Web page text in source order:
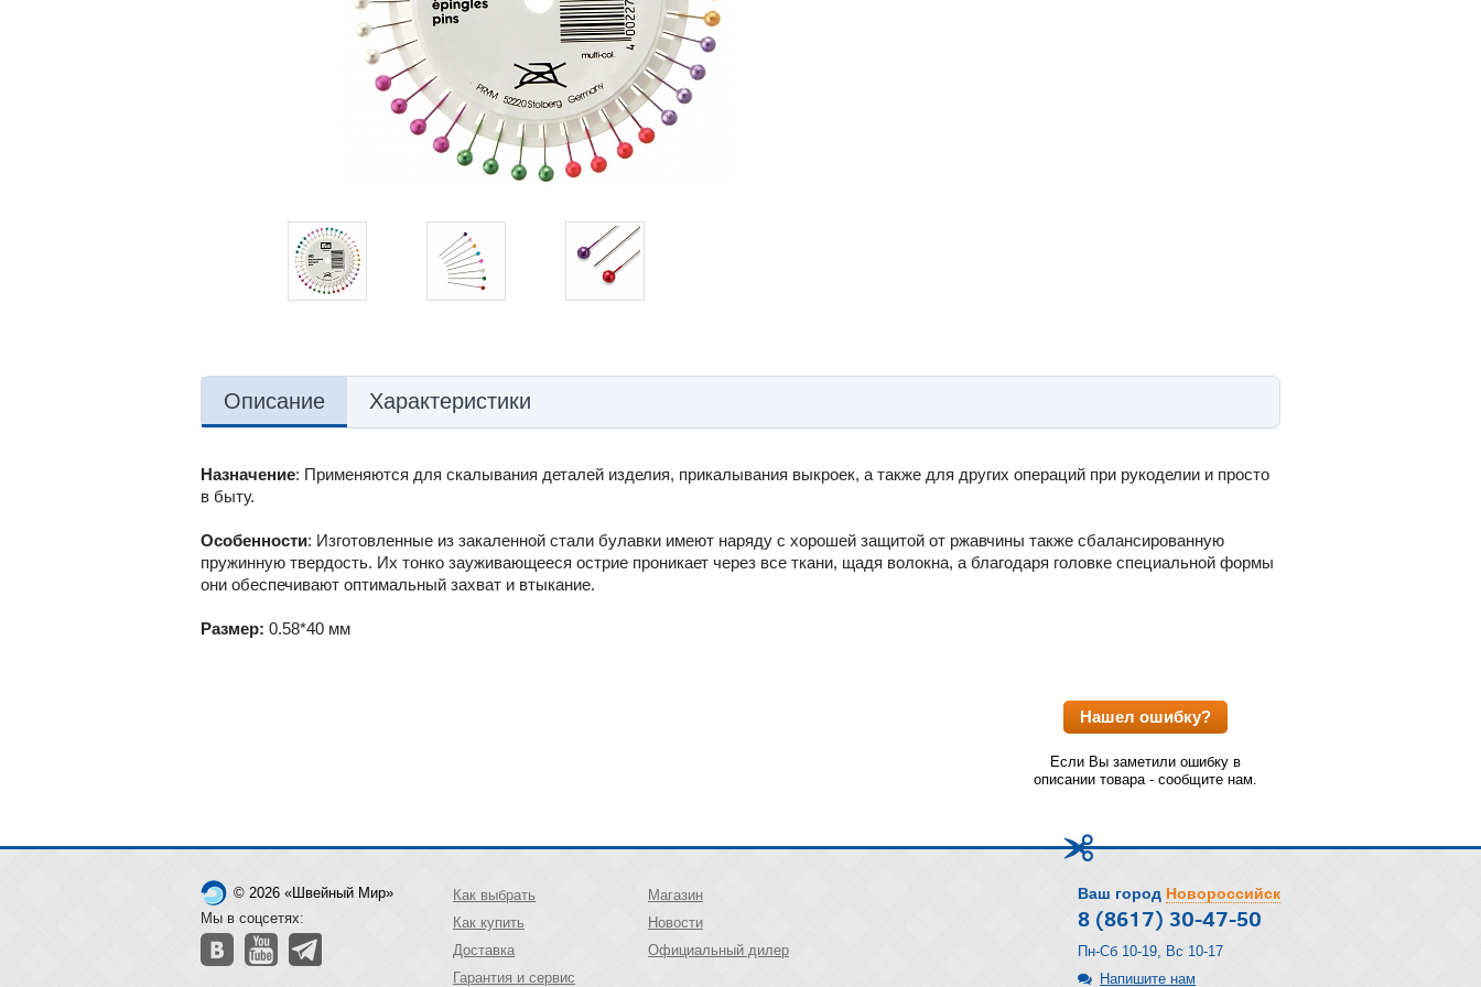
Описание Характеристики
Назначение: Применяются для скалывания деталей изделия, прикалывания выкроек, а также для других операций при рукоделии и просто
в быту.
Особенности: Изготовленные из закаленной стали булавки имеют наряду с хорошей защитой от ржавчины также сбалансированную
пружинную твердость. Их тонко зауживающееся острие проникает через все ткани, щадя волокна, а благодаря головке специальной формы
они обеспечивают оптимальный захват и втыкание.
Размер: 0.58*40 мм
Нашел ошибку?
Если Вы заметили ошибку в
описании товара - сообщите нам.
© 2026 «Швейный Мир»
Мы в соцсетях:
Как выбрать
Как купить
Доставка
Гарантия и сервис
Магазин
Новости
Официальный дилер
Ваш город Новороссийск
8 (8617) 30-47-50
Пн-Сб 10-19, Вс 10-17
Напишите нам